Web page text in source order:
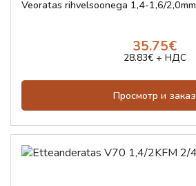
Veoratas rihvelsoonega 1,4-1,6/2,0mm
35.75€
28.83€ + НДС
Просмотр и заказ